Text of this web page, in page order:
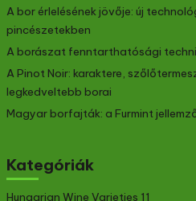
A bor érlelésének jövője: új
pincészetekben
A borászat fenntarthatósági
A Pinot Noir: karaktere,
legkedveltebb borai
Magyar borfajták: a Furmint
Kategóriák
Hungarian Wine Varieties 11